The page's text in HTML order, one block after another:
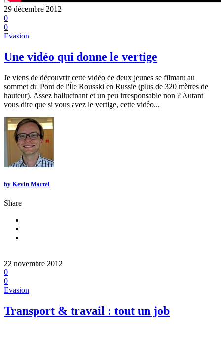
29 décembre 2012
0
0
Evasion
Une vidéo qui donne le vertige
Je viens de découvrir cette vidéo de deux jeunes se filmant au
sommet du Pont de l'Île Rousski en Russie (plus de 320 mètres de
hauteur). Assez hallucinant et un peu irresponsable non ? Autant
vous dire que si vous avez le vertige, cette vidéo...
by Kevin Martel
Share
22 novembre 2012
0
0
Evasion
Transport & travail : tout un job